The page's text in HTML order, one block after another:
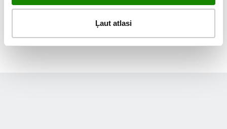
Ļaut atlasi
PĀRLŪKOT VISUS